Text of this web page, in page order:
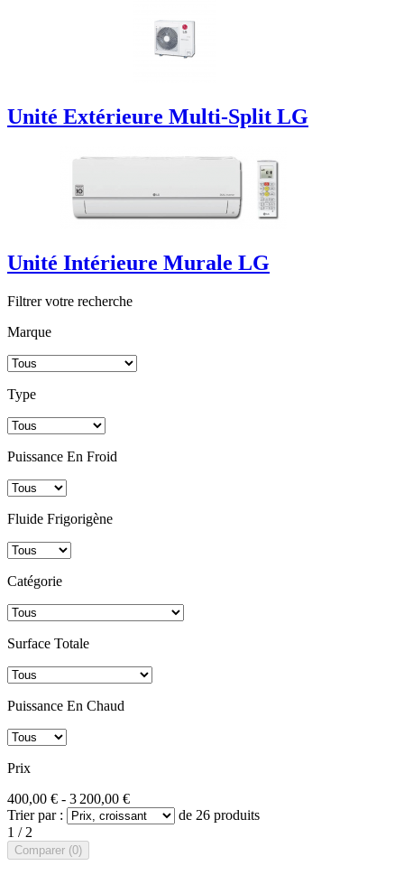
Unité Extérieure Multi-Split LG
Unité Intérieure Murale LG
Filtrer votre recherche
Marque
Type
Puissance En Froid
Fluide Frigorigène
Catégorie
Surface Totale
Puissance En Chaud
Prix
400,00 € - 3 200,00 €
Trier par :
de 26 produits
1 / 2
Comparer (0)‎